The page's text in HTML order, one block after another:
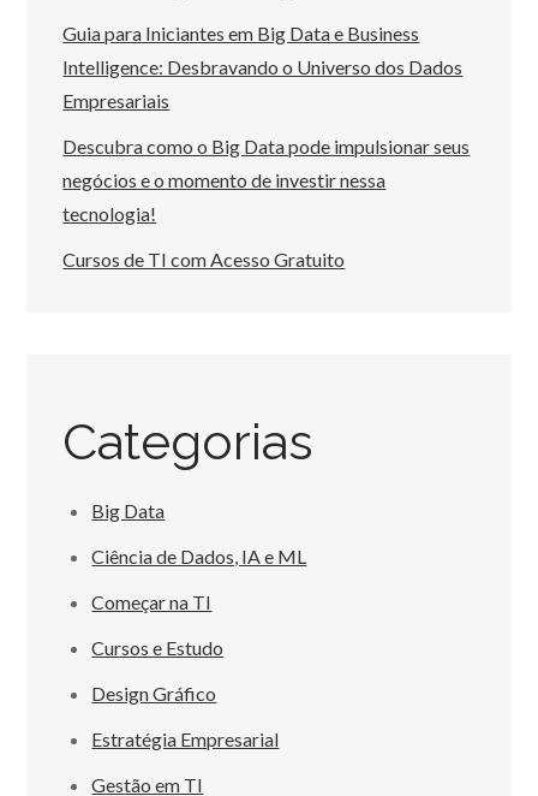
Guia para Iniciantes em Big Data e Business
Intelligence: Desbravando o Universo dos Dados
Empresariais
Descubra como o Big Data pode impulsionar seus
negócios e o momento de investir nessa
tecnologia!
Cursos de TI com Acesso Gratuito
Categorias
Big Data
Ciência de Dados, IA e ML
Começar na TI
Cursos e Estudo
Design Gráfico
Estratégia Empresarial
Gestão em TI